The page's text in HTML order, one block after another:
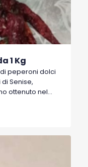
1 Kg
peperoni dolci
Senise,
ottenuto nel